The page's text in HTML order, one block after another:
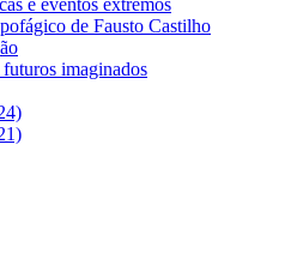
e eventos extremos
de Fausto Castilho
imaginados